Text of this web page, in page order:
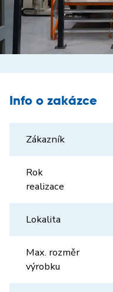
Info o zakázce
Zákazník
Rok
realizace
Lokalita
Max. rozměr
výrobku